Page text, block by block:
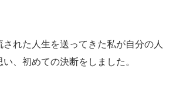
れた人生を送ってきた私が自分の人
、初めての決断をしました。